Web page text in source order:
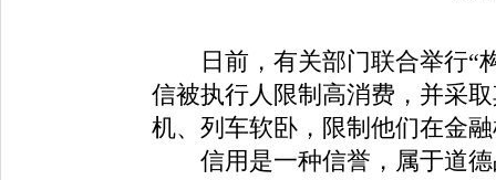
日前，有关部门联合举行“构
信被执行人限制高消费，并采
机、列车软卧，限制他们在金
信用是一种信誉，属于道德